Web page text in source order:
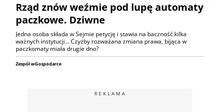
Rząd znów weźmie pod lupę automaty
paczkowe. Dziwne
Jedna osoba składa w Sejmie petycję i stawia na baczność kilka
ważnych instytucji... Czyżby rozważana zmiana prawa, bijąca w
paczkomaty miała drugie dno?
Zespół wGospodarce
REKLAMA